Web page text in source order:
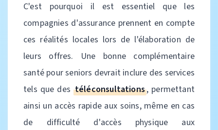
C'est pourquoi il est essentiel que les
compagnies d'assurance prennent en compte
ces réalités locales lors de l'élaboration de
leurs offres. Une bonne complémentaire
santé pour seniors devrait inclure des services
tels que des téléconsultations, permettant
ainsi un accès rapide aux soins, même en cas
de difficulté d'accès physique aux